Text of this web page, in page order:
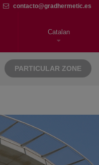
contacto@gradhermetic.es
Catalan
PARTICULAR ZONE